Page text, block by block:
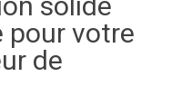
pour votre
de